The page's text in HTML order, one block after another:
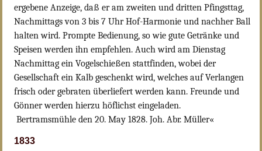
ergebene Anzeige, daß er am zweiten und dritten Pfingsttag,
Nachmittags von 3 bis 7 Uhr Hof-Harmonie und nachher Ball
halten wird. Prompte Bedienung, so wie gute Getränke und
Speisen werden ihn empfehlen. Auch wird am Dienstag
Nachmittag ein Vogelschießen stattfinden, wobei der
Gesellschaft ein Kalb geschenkt wird, welches auf Verlangen
frisch oder gebraten überliefert werden kann. Freunde und
Gönner werden hierzu höflichst eingeladen.
Bertramsmühle den 20. May 1828. Joh. Abr. Müller«
1833